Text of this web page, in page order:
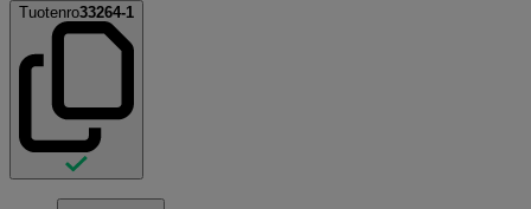
Tuotenro33264-1